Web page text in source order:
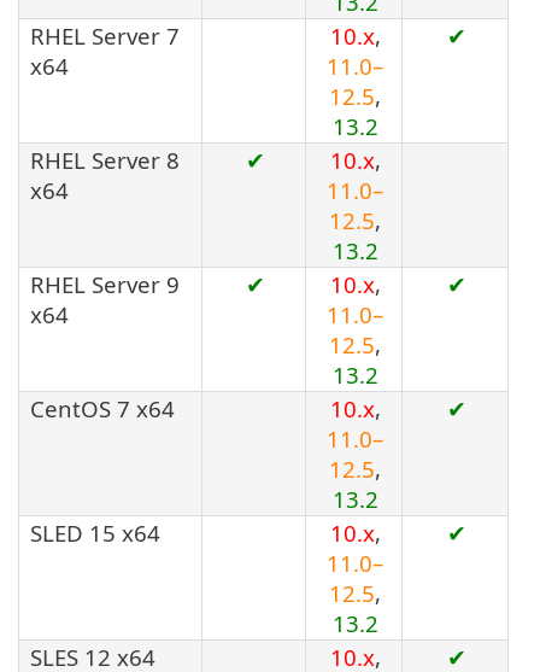
RHEL Server 7
x64
10.x,
11.0–
12.5,
13.2
✔
RHEL Server 8
x64
✔ 10.x,
11.0–
12.5,
13.2
RHEL Server 9
x64
✔ 10.x,
11.0–
12.5,
13.2
✔
CentOS 7 x64 10.x,
11.0–
12.5,
13.2
✔
SLED 15 x64 10.x,
11.0–
12.5,
13.2
✔
SLES 12 x64 10.x,
✔